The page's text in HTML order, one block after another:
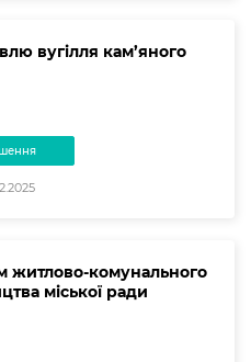
вугілля кам’яного
житлово-комунального
міської ради